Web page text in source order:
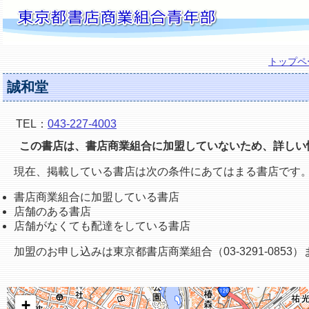
トップ
誠和堂
TEL： 043-227-4003
この書店は、書店商業組合に加盟していないため、詳し
現在、掲載している書店は次の条件にあてはまる書店です
書店商業組合に加盟している書店
店舗のある書店
店舗がなくても配達をしている書店
加盟のお申し込みは東京都書店商業組合（03-3291-0853）
+